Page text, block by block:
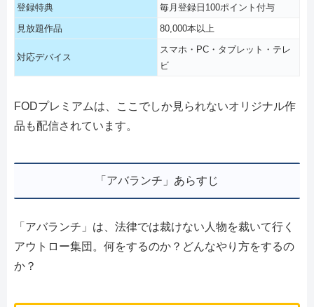
登録特典
毎月登録日100ポイント付与
見放題作品
80,000本以上
対応デバイス
スマホ・PC・タブレット・テレ
ビ
FODプレミアムは、ここでしか見られないオリジナル作
品も配信されています。
「アバランチ」あらすじ
「アバランチ」は、法律では裁けない人物を裁いて行く
アウトロー集団。何をするのか？どんなやり方をするの
か？